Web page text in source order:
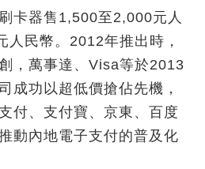
卡器售1,500至2,000元人
人民幣。2012年推出時，
，萬事達、Visa等於2013
成功以超低價搶佔先機，
付、支付寶、京東、百度
動內地電子支付的普及化